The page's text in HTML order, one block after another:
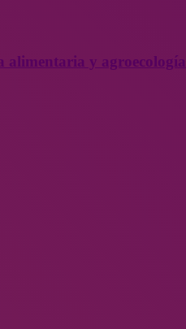
alimentaria y agroecología